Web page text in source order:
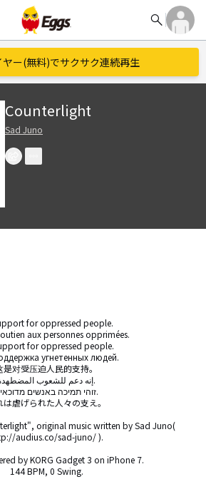
search
ヤー(無料)でサクサク連続再生
Counterlight
Sad Juno
for oppressed people.
aux personnes opprimées.
for oppressed people.
угнетенных людей.
是对受压迫人民的支持。
إنه دعم للشعوب
זוהי תמיכה באנשים
は虐げられた人々の支え。
original music written by Sad Juno(
audius.co/sad-juno/ ).
by KORG Gadget 3 on iPhone 7.
144 BPM, 0 Swing.